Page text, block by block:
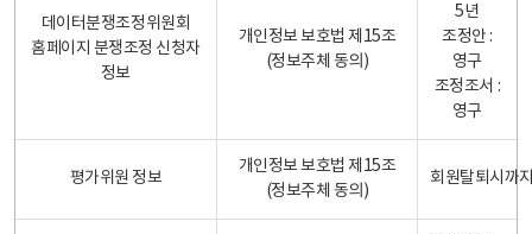
데이터분쟁조정위원회
홈페이지 분쟁조정 신청자
정보
개인정보 보호법 제15조
(정보주체 동의)
5년
조정안 :
영구
조정조서 :
영구
평가위원 정보
개인정보 보호법 제15조
(정보주체 동의)
회원탈퇴시까